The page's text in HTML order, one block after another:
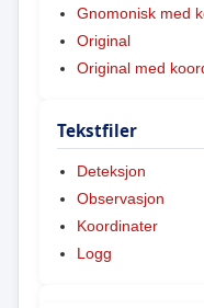
Gnomonisk med
Original
Original med
Tekstfiler
Deteksjon
Observasjon
Koordinater
Logg